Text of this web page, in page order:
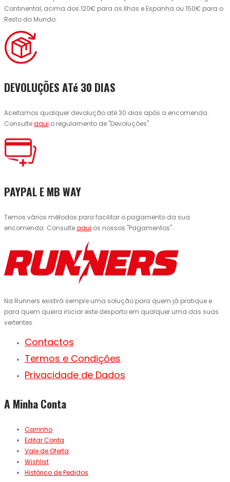
Continental, acima dos 120€ para as Ilhas e Espanha ou 150€ para o
Resto do Mundo.
DEVOLUÇÕES ATé 30 DIAS
Aceitamos qualquer devolução até 30 dias após a encomenda.
Consulteaqui o regulamento de "Devoluções".
PAYPAL E MB WAY
Temos vários métodos para facilitar o pagamento da sua
encomenda. Consulteaqui os nossos "Pagamentos".
Na Runners existirá sempre uma solução para quem já pratique e
para quem queira iniciar este desporto em qualquer uma das suas
vertentes.
Contactos
Termos e Condições
Privacidade de Dados
A Minha Conta
Carrinho
Editar Conta
Vale de Oferta
Wishlist
Histórico de Pedidos